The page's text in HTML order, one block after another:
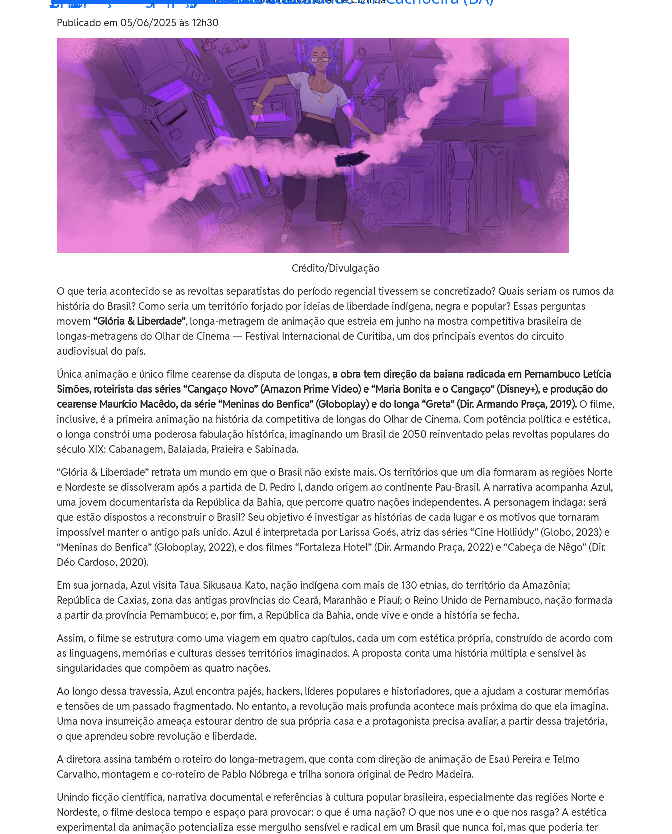
Publicado em 05/06/2025 às 12h30
Crédito/Divulgação
O que teria acontecido se as revoltas separatistas do período regencial tivessem se concretizado? Quais seriam os rumos da
história do Brasil? Como seria um território forjado por ideias de liberdade indígena, negra e popular? Essas perguntas
movem “Glória & Liberdade”, longa-metragem de animação que estreia em junho na mostra competitiva brasileira de
longas-metragens do Olhar de Cinema — Festival Internacional de Curitiba, um dos principais eventos do circuito
audiovisual do país.
Única animação e único filme cearense da disputa de longas, a obra tem direção da baiana radicada em Pernambuco Letícia
Simões, roteirista das séries “Cangaço Novo” (Amazon Prime Video) e “Maria Bonita e o Cangaço” (Disney+), e produção do
cearense Maurício Macêdo, da série “Meninas do Benfica” (Globoplay) e do longa “Greta” (Dir. Armando Praça, 2019). O filme,
inclusive, é a primeira animação na história da competitiva de longas do Olhar de Cinema. Com potência política e estética,
o longa constrói uma poderosa fabulação histórica, imaginando um Brasil de 2050 reinventado pelas revoltas populares do
século XIX: Cabanagem, Balaiada, Praieira e Sabinada.
“Glória & Liberdade” retrata um mundo em que o Brasil não existe mais. Os territórios que um dia formaram as regiões Norte
e Nordeste se dissolveram após a partida de D. Pedro I, dando origem ao continente Pau-Brasil. A narrativa acompanha Azul,
uma jovem documentarista da República da Bahia, que percorre quatro nações independentes. A personagem indaga: será
que estão dispostos a reconstruir o Brasil? Seu objetivo é investigar as histórias de cada lugar e os motivos que tornaram
impossível manter o antigo país unido. Azul é interpretada por Larissa Goés, atriz das séries “Cine Holliúdy” (Globo, 2023) e
“Meninas do Benfica” (Globoplay, 2022), e dos filmes “Fortaleza Hotel” (Dir. Armando Praça, 2022) e “Cabeça de Nêgo” (Dir.
Déo Cardoso, 2020).
Em sua jornada, Azul visita Taua Sikusaua Kato, nação indígena com mais de 130 etnias, do território da Amazônia;
República de Caxias, zona das antigas províncias do Ceará, Maranhão e Piauí; o Reino Unido de Pernambuco, nação formada
a partir da província Pernambuco; e, por fim, a República da Bahia, onde vive e onde a história se fecha.
Assim, o filme se estrutura como uma viagem em quatro capítulos, cada um com estética própria, construído de acordo com
as linguagens, memórias e culturas desses territórios imaginados. A proposta conta uma história múltipla e sensível às
singularidades que compõem as quatro nações.
Ao longo dessa travessia, Azul encontra pajés, hackers, líderes populares e historiadores, que a ajudam a costurar memórias
e tensões de um passado fragmentado. No entanto, a revolução mais profunda acontece mais próxima do que ela imagina.
Uma nova insurreição ameaça estourar dentro de sua própria casa e a protagonista precisa avaliar, a partir dessa trajetória,
o que aprendeu sobre revolução e liberdade.
A diretora assina também o roteiro do longa-metragem, que conta com direção de animação de Esaú Pereira e Telmo
Carvalho, montagem e co-roteiro de Pablo Nóbrega e trilha sonora original de Pedro Madeira.
Unindo ficção científica, narrativa documental e referências à cultura popular brasileira, especialmente das regiões Norte e
Nordeste, o filme desloca tempo e espaço para provocar: o que é uma nação? O que nos une e o que nos rasga? A estética
experimental da animação potencializa esse mergulho sensível e radical em um Brasil que nunca foi, mas que poderia ter